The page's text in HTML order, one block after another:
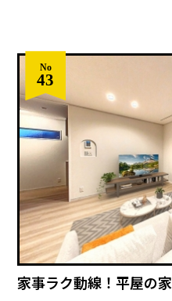
No
43
家事ラク動線！平屋の家